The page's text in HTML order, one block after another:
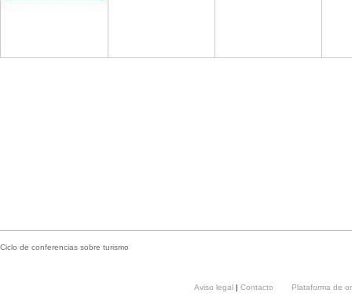
Ciclo de conferencias sobre turismo
Aviso legal | Contacto Plataforma de